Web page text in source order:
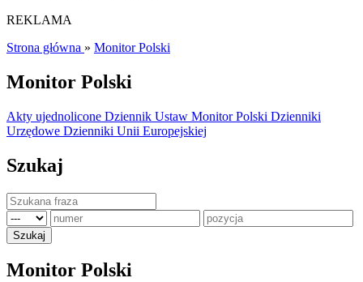
REKLAMA
Strona główna » Monitor Polski
Monitor Polski
Akty ujednolicone Dziennik Ustaw Monitor Polski Dzienniki
Urzędowe Dzienniki Unii Europejskiej
Szukaj
Monitor Polski